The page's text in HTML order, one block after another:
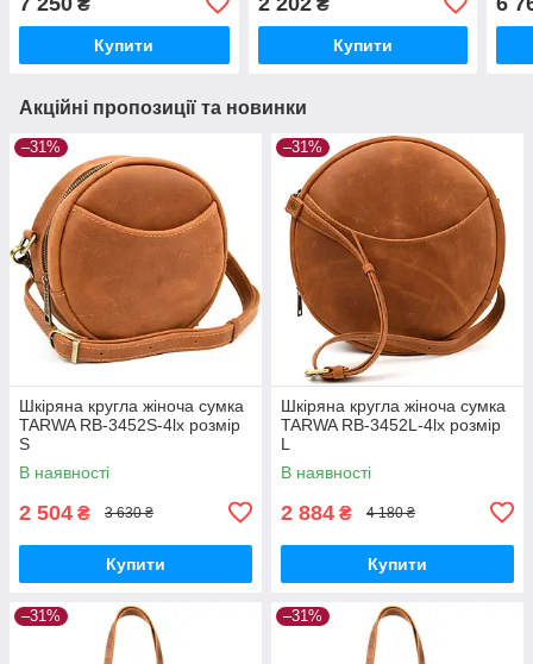
Купити Купити
Акційні пропозиції та новинки
–31%
Шкіряна кругла жіноча сумка
TARWA RB-3452S-4lx розмір
S
В наявності
2 504 ₴ 3 630 ₴
Купити
–31%
Шкіряна кругла жіноча сумка
TARWA RB-3452L-4lx розмір
L
В наявності
2 884 ₴ 4 180 ₴
Купити
–31% –31%